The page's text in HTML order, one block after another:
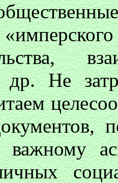
Не
важному